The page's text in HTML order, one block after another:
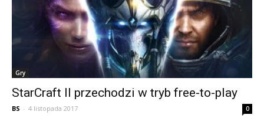
Gry
StarCraft II przechodzi w tryb free-to-play
BS - 4 listopada 2017 0